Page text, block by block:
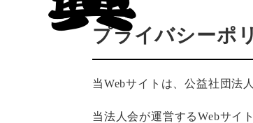
プライバシーポ
当Webサイトは、公益社団法
当法人会が運営するWebサイ